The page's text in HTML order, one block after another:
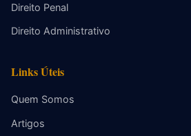
Direito Penal
Direito Administrativo
Links Úteis
Quem Somos
Artigos